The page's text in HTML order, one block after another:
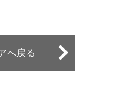
へ戻る